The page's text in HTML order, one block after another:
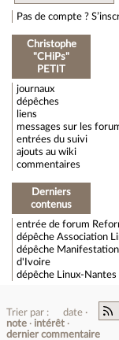
Pas de compte ?
Christophe
"CHiPs"
PETIT
journaux
dépêches
liens
messages sur les
entrées du suivi
ajouts au wiki
commentaires
Derniers
contenus
entrée de forum
dépêche Association
dépêche
d'Ivoire
dépêche
Linux-
Trier par :
date
note
intérêt
dernier commentaire